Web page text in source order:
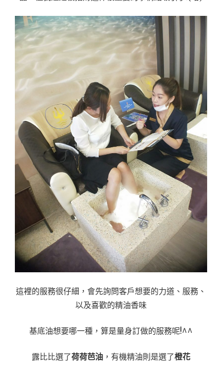
這裡的服務很仔細，會先詢問客戶想要的力道、服務、
以及喜歡的精油香味
基底油想要哪一種，算是量身訂做的服務呢!^^
露比比選了荷荷芭油 ，有機精油則是選了橙花